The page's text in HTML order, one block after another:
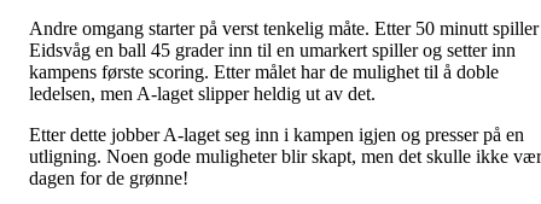
Andre omgang starter på verst tenkelig måte. Etter 50 minutt spiller
Eidsvåg en ball 45 grader inn til en umarkert spiller og setter inn
kampens første scoring. Etter målet har de mulighet til å doble
ledelsen, men A-laget slipper heldig ut av det.
Etter dette jobber A-laget seg inn i kampen igjen og presser på en
utligning. Noen gode muligheter blir skapt, men det skulle ikke
dagen for de grønne!